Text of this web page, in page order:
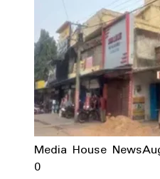
Media House News
0